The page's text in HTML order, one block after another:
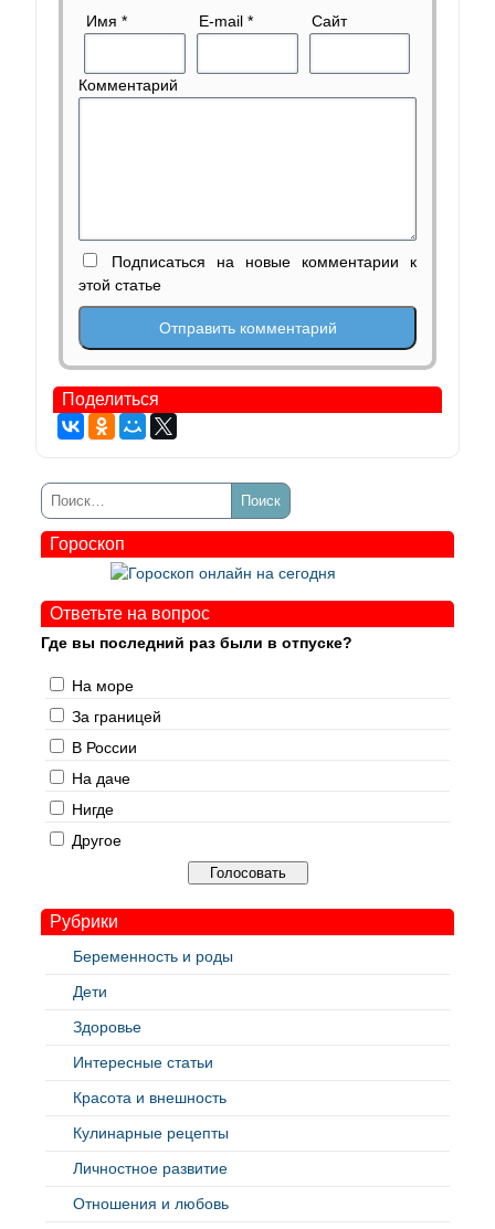
Имя* E-mail* Сайт
Комментарий
Подписаться на новые комментарии к
этой статье
Поделиться
Гороскоп
Ответьте на вопрос
Где вы последний раз были в отпуске?
На море
За границей
В России
На даче
Нигде
Другое
Рубрики
Беременность и роды
Дети
Здоровье
Интересные статьи
Красота и внешность
Кулинарные рецепты
Личностное развитие
Отношения и любовь